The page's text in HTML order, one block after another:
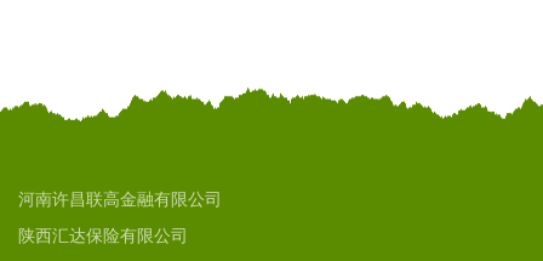
河南许昌联高金融有限公司
陕西汇达保险有限公司